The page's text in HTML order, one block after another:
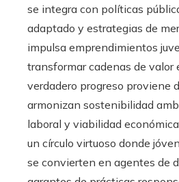
se integra con políticas
adaptado y estrategias de
impulsa emprendimientos
transformar cadenas de valor
verdadero progreso proviene
armonizan sostenibilidad
laboral y viabilidad
un círculo virtuoso donde
se convierten en agentes de